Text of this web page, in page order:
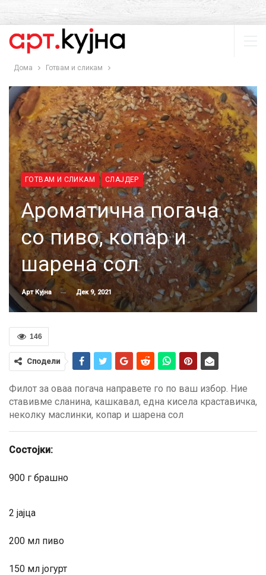
Дома Готвам и сликам
ГОТВАМ И СЛИКАМ СЛАЈДЕР
Ароматична погача
со пиво, копар и
шарена сол
Арт Кујна Дек 9, 2021
146
Сподели
Филот за оваа погача направете го по ваш избор. Ние
ставивме сланина, кашкавал, една кисела краставичка,
неколку маслинки, копар и шарена сол
Состојки:
900 г брашно
2 јајца
200 мл пиво
150 мл јогурт